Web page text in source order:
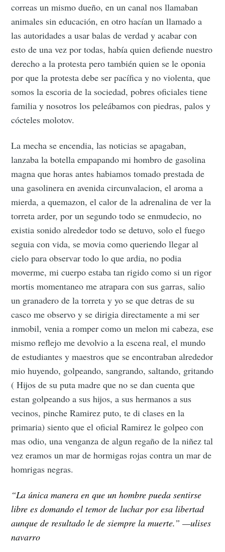
correas un mismo dueño, en un canal nos llamaban
animales sin educación, en otro hacían un llamado a
las autoridades a usar balas de verdad y acabar con
esto de una vez por todas, había quien defiende nuestro
derecho a la protesta pero también quien se le oponia
por que la protesta debe ser pacífica y no violenta, que
somos la escoria de la sociedad, pobres oficiales tiene
familia y nosotros los peleábamos con piedras, palos y
cócteles molotov.
La mecha se encendia, las noticias se apagaban,
lanzaba la botella empapando mi hombro de gasolina
magna que horas antes habiamos tomado prestada de
una gasolinera en avenida circunvalacion, el aroma a
mierda, a quemazon, el calor de la adrenalina de ver la
torreta arder, por un segundo todo se enmudecio, no
existia sonido alrededor todo se detuvo, solo el fuego
seguia con vida, se movia como queriendo llegar al
cielo para observar todo lo que ardia, no podia
moverme, mi cuerpo estaba tan rigido como si un rigor
mortis momentaneo me atrapara con sus garras, salio
un granadero de la torreta y yo se que detras de su
casco me observo y se dirigia directamente a mi ser
inmobil, venia a romper como un melon mi cabeza, ese
mismo reflejo me devolvio a la escena real, el mundo
de estudiantes y maestros que se encontraban alrededor
mio huyendo, golpeando, sangrando, saltando, gritando
( Hijos de su puta madre que no se dan cuenta que
estan golpeando a sus hijos, a sus hermanos a sus
vecinos, pinche Ramirez puto, te di clases en la
primaria) siento que el oficial Ramirez le golpeo con
mas odio, una venganza de algun regaño de la niñez tal
vez eramos un mar de hormigas rojas contra un mar de
homrigas negras.
“La única manera en que un hombre pueda sentirse
libre es domando el temor de luchar por esa libertad
aunque de resultado le de siempre la muerte.” —ulises
navarro